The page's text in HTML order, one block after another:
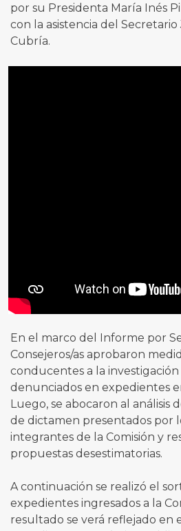
por su Presidenta María Inés
con la asistencia del Secretario
Cubría.
En el marco del Informe por
Consejeros/as aprobaron
conducentes a la
denunciados en expedientes
Luego, se abocaron al análisis
de dictamen presentados por
integrantes de la Comisión y
propuestas desestimatorias.
A continuación se realizó el
expedientes ingresados a la
resultado se verá reflejado en